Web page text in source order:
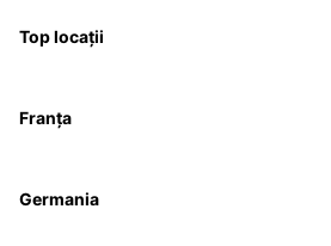
Top locații
Franța
Germania